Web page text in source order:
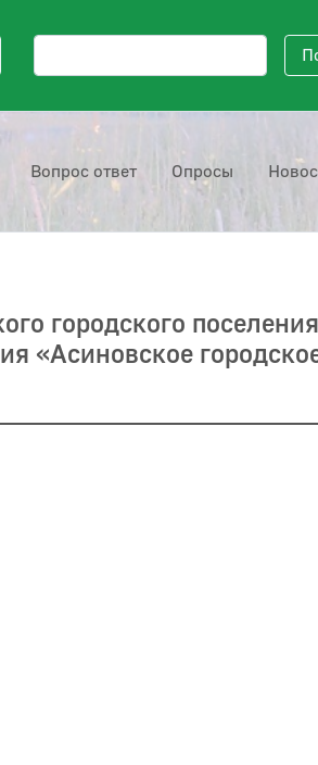
Поисковый запрос
Вопрос ответ Опросы
городского
«Асиновское